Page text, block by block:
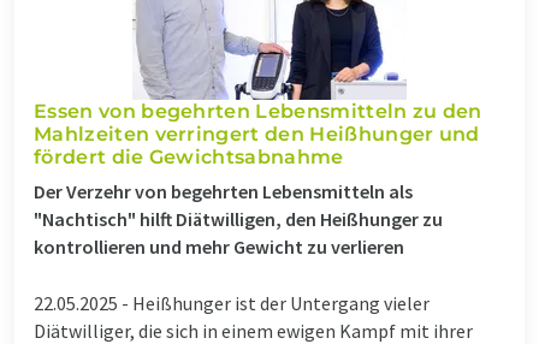
Essen von begehrten Lebensmitteln zu den
Mahlzeiten verringert den Heißhunger und
fördert die Gewichtsabnahme
Der Verzehr von begehrten Lebensmitteln als
"Nachtisch" hilft Diätwilligen, den Heißhunger zu
kontrollieren und mehr Gewicht zu verlieren
22.05.2025 - Heißhunger ist der Untergang vieler
Diätwilliger, die sich in einem ewigen Kampf mit ihrer